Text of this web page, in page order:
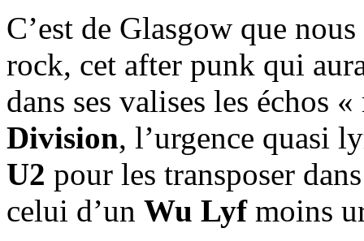
C’est de Glasgow que
rock, cet after punk qui
dans ses valises les échos
Division, l’urgence quasi
U2 pour les transposer
celui d’un Wu Lyfmoins